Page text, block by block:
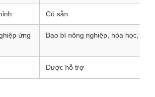
Có sẵn
ứng
Bao bì nông nghiệp, hóa học,
Được hỗ trợ